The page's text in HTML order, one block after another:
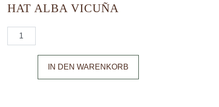
HAT ALBA VICUÑA
IN DEN WARENKORB